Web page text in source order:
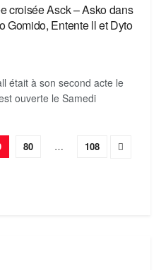
croisée Asck – Asko dans
Gomido, Entente ll et Dyto
était à son second acte le
ouverte le Samedi
80 … 108